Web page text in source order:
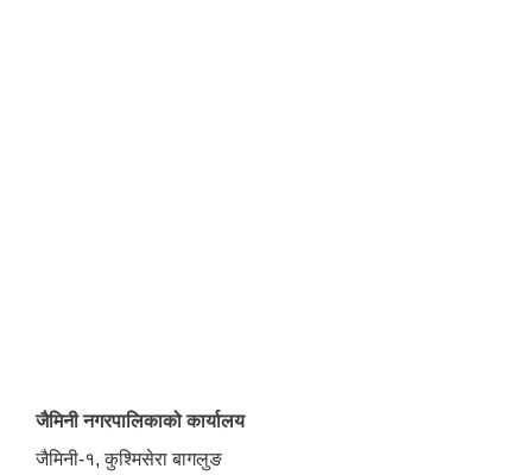
जैमिनी नगरपालिकाको कार्यालय
जैमिनी-१, कुश्मिसेरा बागलुङ